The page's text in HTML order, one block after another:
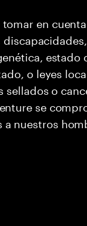
en cuenta
estado
o leyes
o
se
nuestros